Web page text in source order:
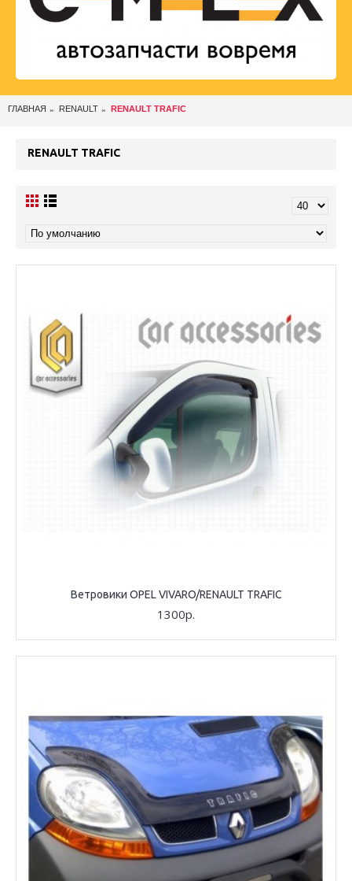
ГЛАВНАЯ RENAULT RENAULT TRAFIC
RENAULT TRAFIC
Ветровики OPEL VIVARO/RENAULT TRAFIC
1300р.